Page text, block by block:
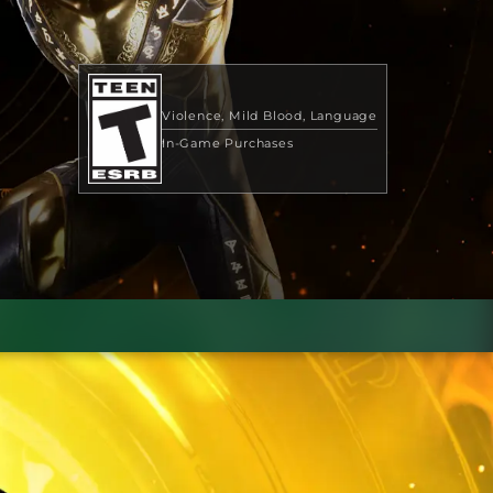
Violence Mild Blood
Language
In-Game Purchases